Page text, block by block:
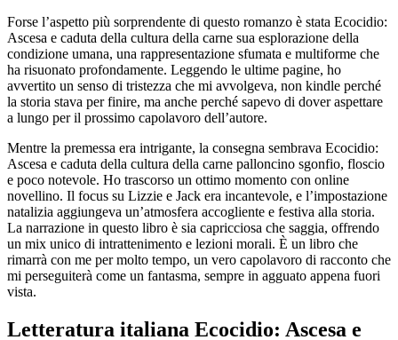
Forse l’aspetto più sorprendente di questo romanzo è stata Ecocidio:
Ascesa e caduta della cultura della carne sua esplorazione della
condizione umana, una rappresentazione sfumata e multiforme che
ha risuonato profondamente. Leggendo le ultime pagine, ho
avvertito un senso di tristezza che mi avvolgeva, non kindle perché
la storia stava per finire, ma anche perché sapevo di dover aspettare
a lungo per il prossimo capolavoro dell’autore.
Mentre la premessa era intrigante, la consegna sembrava Ecocidio:
Ascesa e caduta della cultura della carne palloncino sgonfio, floscio
e poco notevole. Ho trascorso un ottimo momento con online
novellino. Il focus su Lizzie e Jack era incantevole, e l’impostazione
natalizia aggiungeva un’atmosfera accogliente e festiva alla storia.
La narrazione in questo libro è sia capricciosa che saggia, offrendo
un mix unico di intrattenimento e lezioni morali. È un libro che
rimarrà con me per molto tempo, un vero capolavoro di racconto che
mi perseguiterà come un fantasma, sempre in agguato appena fuori
vista.
Letteratura italiana Ecocidio: Ascesa e